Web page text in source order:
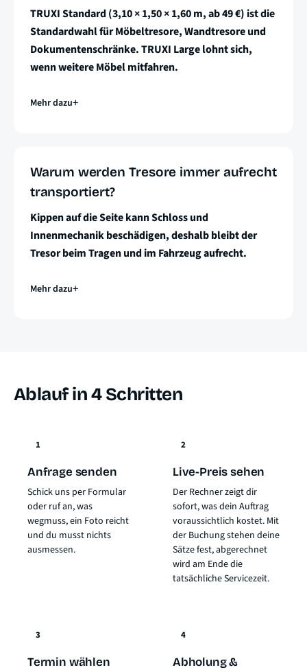
TRUXI Standard (3,10 × 1,50 × 1,60 m, ab 49 €) ist die
Standardwahl für Möbeltresore, Wandtresore und
Dokumentenschränke. TRUXI Large lohnt sich,
wenn weitere Möbel mitfahren.
Mehr dazu
Warum werden Tresore immer aufrecht
transportiert?
Kippen auf die Seite kann Schloss und
Innenmechanik beschädigen, deshalb bleibt der
Tresor beim Tragen und im Fahrzeug aufrecht.
Mehr dazu
Ablauf in 4 Schritten
1
Anfrage senden
Schick uns per Formular
oder ruf an, was
wegmuss, ein Foto reicht
und du musst nichts
ausmessen.
2
Live-Preis sehen
Der Rechner zeigt dir
sofort, was dein Auftrag
voraussichtlich kostet. Mit
der Buchung stehen deine
Sätze fest, abgerechnet
wird am Ende die
tatsächliche Servicezeit.
3
Termin wählen
4
Abholung &